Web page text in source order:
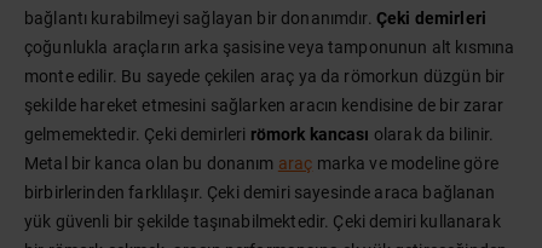
bağlantı kurabilmeyi sağlayan bir donanımdır. Çeki demirleri
çoğunlukla araçların arka şasisine veya tamponunun alt kısmına
monte edilir. Bu sayede çekilen araç ya da römorkun düzgün bir
şekilde hareket etmesini sağlarken aracın kendisine de bir zarar
gelmemektedir. Çeki demirleri römork kancası olarak da bilinir.
Metal bir kanca olan bu donanım araç marka ve modeline göre
birbirlerinden farklılaşır. Çeki demiri sayesinde araca bağlanan
yük güvenli bir şekilde taşınabilmektedir. Çeki demiri kullanarak